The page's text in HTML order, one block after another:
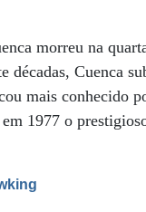
morreu na
décadas, Cuenca
mais conhecido
1977 o